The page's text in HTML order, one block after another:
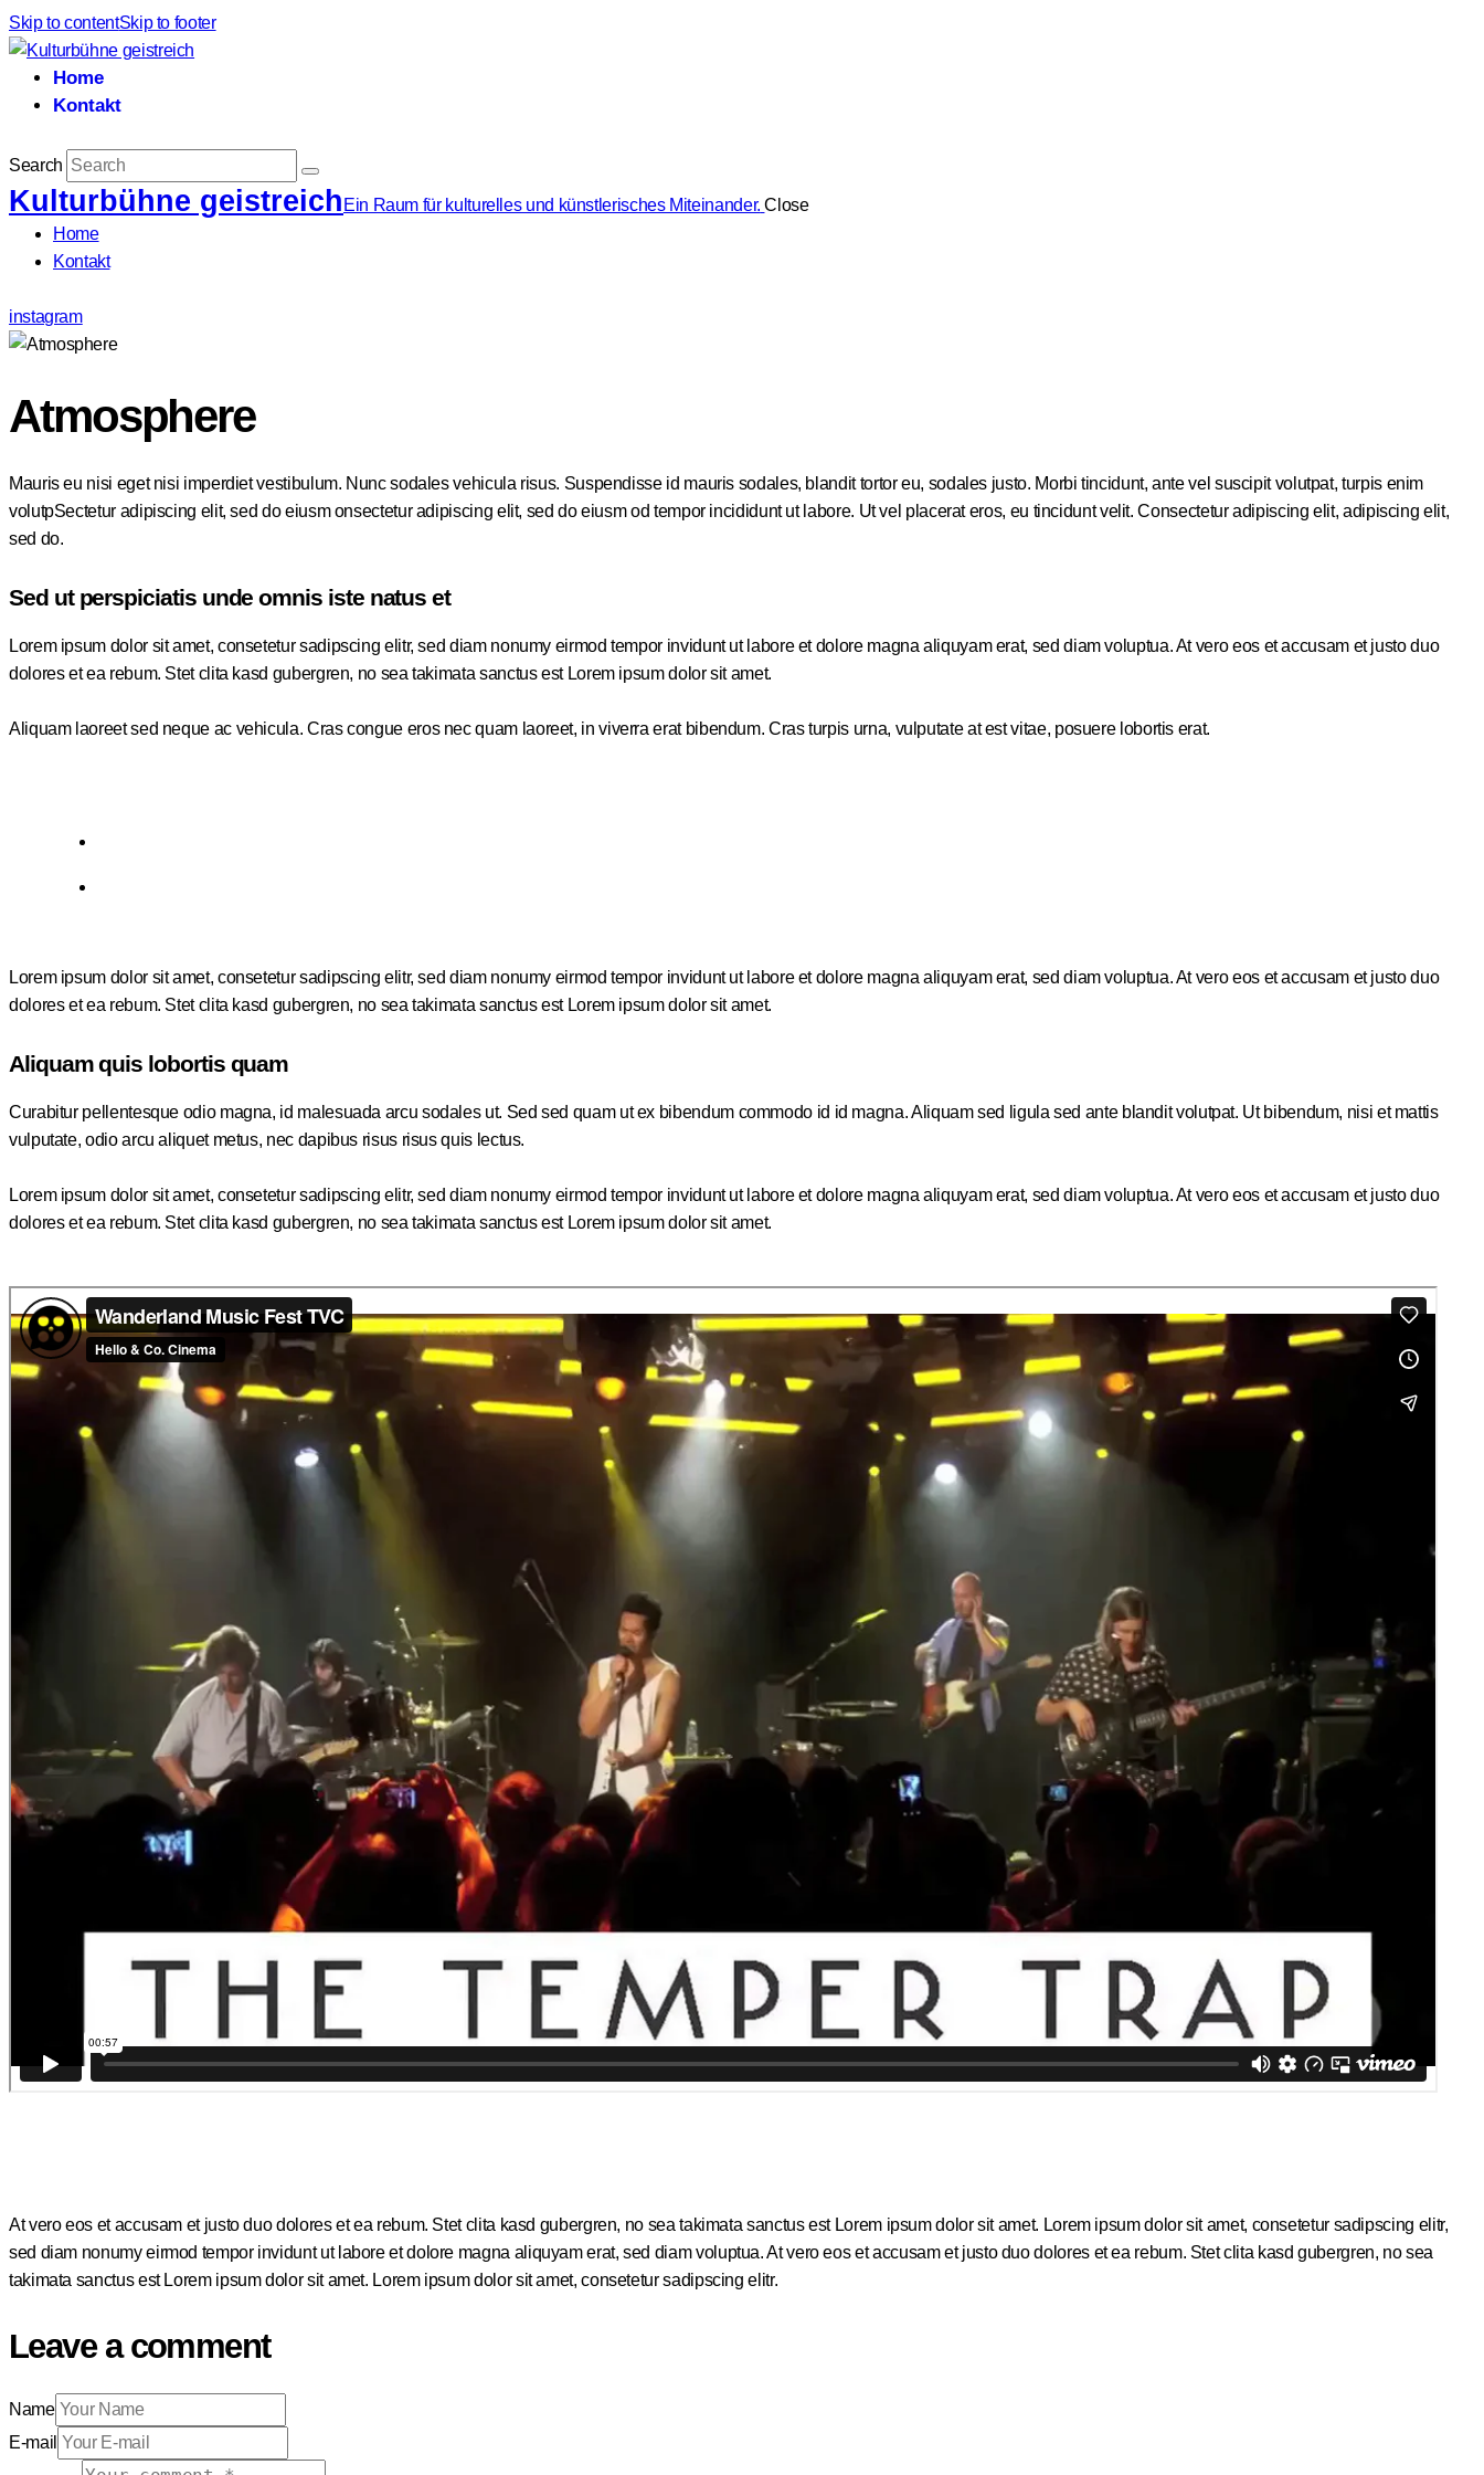
Skip to contentSkip to footer
Home
Kontakt
Search
Kulturbühne geistreich Ein Raum für kulturelles und künstlerisches Miteinander. Close
Home
Kontakt
instagram
Atmosphere
Mauris eu nisi eget nisi imperdiet vestibulum. Nunc sodales vehicula risus. Suspendisse id mauris sodales, blandit tortor eu, sodales justo. Morbi tincidunt, ante vel suscipit volutpat, turpis enim
volutpSectetur adipiscing elit, sed do eiusm onsectetur adipiscing elit, sed do eiusm od tempor incididunt ut labore. Ut vel placerat eros, eu tincidunt velit. Consectetur adipiscing elit, adipiscing elit,
sed do.
Sed ut perspiciatis unde omnis iste natus et
Lorem ipsum dolor sit amet, consetetur sadipscing elitr, sed diam nonumy eirmod tempor invidunt ut labore et dolore magna aliquyam erat, sed diam voluptua. At vero eos et accusam et justo duo
dolores et ea rebum. Stet clita kasd gubergren, no sea takimata sanctus est Lorem ipsum dolor sit amet.
Aliquam laoreet sed neque ac vehicula. Cras congue eros nec quam laoreet, in viverra erat bibendum. Cras turpis urna, vulputate at est vitae, posuere lobortis erat.
Lorem ipsum dolor sit amet, consetetur sadipscing elitr, sed diam nonumy eirmod tempor invidunt ut labore et dolore magna aliquyam erat, sed diam voluptua. At vero eos et accusam et justo duo
dolores et ea rebum. Stet clita kasd gubergren, no sea takimata sanctus est Lorem ipsum dolor sit amet.
Aliquam quis lobortis quam
Curabitur pellentesque odio magna, id malesuada arcu sodales ut. Sed sed quam ut ex bibendum commodo id id magna. Aliquam sed ligula sed ante blandit volutpat. Ut bibendum, nisi et mattis
vulputate, odio arcu aliquet metus, nec dapibus risus risus quis lectus.
Lorem ipsum dolor sit amet, consetetur sadipscing elitr, sed diam nonumy eirmod tempor invidunt ut labore et dolore magna aliquyam erat, sed diam voluptua. At vero eos et accusam et justo duo
dolores et ea rebum. Stet clita kasd gubergren, no sea takimata sanctus est Lorem ipsum dolor sit amet.
At vero eos et accusam et justo duo dolores et ea rebum. Stet clita kasd gubergren, no sea takimata sanctus est Lorem ipsum dolor sit amet. Lorem ipsum dolor sit amet, consetetur sadipscing elitr,
sed diam nonumy eirmod tempor invidunt ut labore et dolore magna aliquyam erat, sed diam voluptua. At vero eos et accusam et justo duo dolores et ea rebum. Stet clita kasd gubergren, no sea
takimata sanctus est Lorem ipsum dolor sit amet. Lorem ipsum dolor sit amet, consetetur sadipscing elitr.
Leave a comment
Name
E-mail